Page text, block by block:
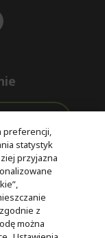
Bezpieczne
płatności
produktów i
preferencji,
statystyk
przyjazna
z
można